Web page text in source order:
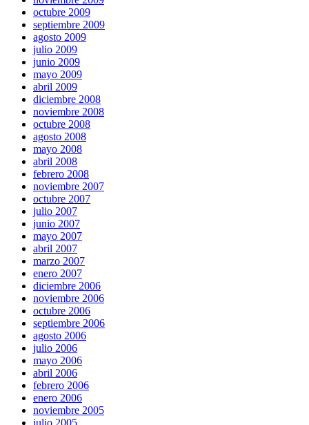
octubre 2009
septiembre 2009
agosto 2009
julio 2009
junio 2009
mayo 2009
abril 2009
diciembre 2008
noviembre 2008
octubre 2008
agosto 2008
mayo 2008
abril 2008
febrero 2008
noviembre 2007
octubre 2007
julio 2007
junio 2007
mayo 2007
abril 2007
marzo 2007
enero 2007
diciembre 2006
noviembre 2006
octubre 2006
septiembre 2006
agosto 2006
julio 2006
mayo 2006
abril 2006
febrero 2006
enero 2006
noviembre 2005